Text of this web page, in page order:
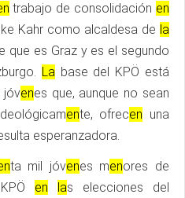
trabajo de consolidación en
Kahr como alcaldesa de la
que es Graz y es el segundo
Labase del KPÖ está
jóvenes que, aunque no sean
ente, ofrecen una
esperanzadora.
ta mil jóvenes menores de
en las elecciones del